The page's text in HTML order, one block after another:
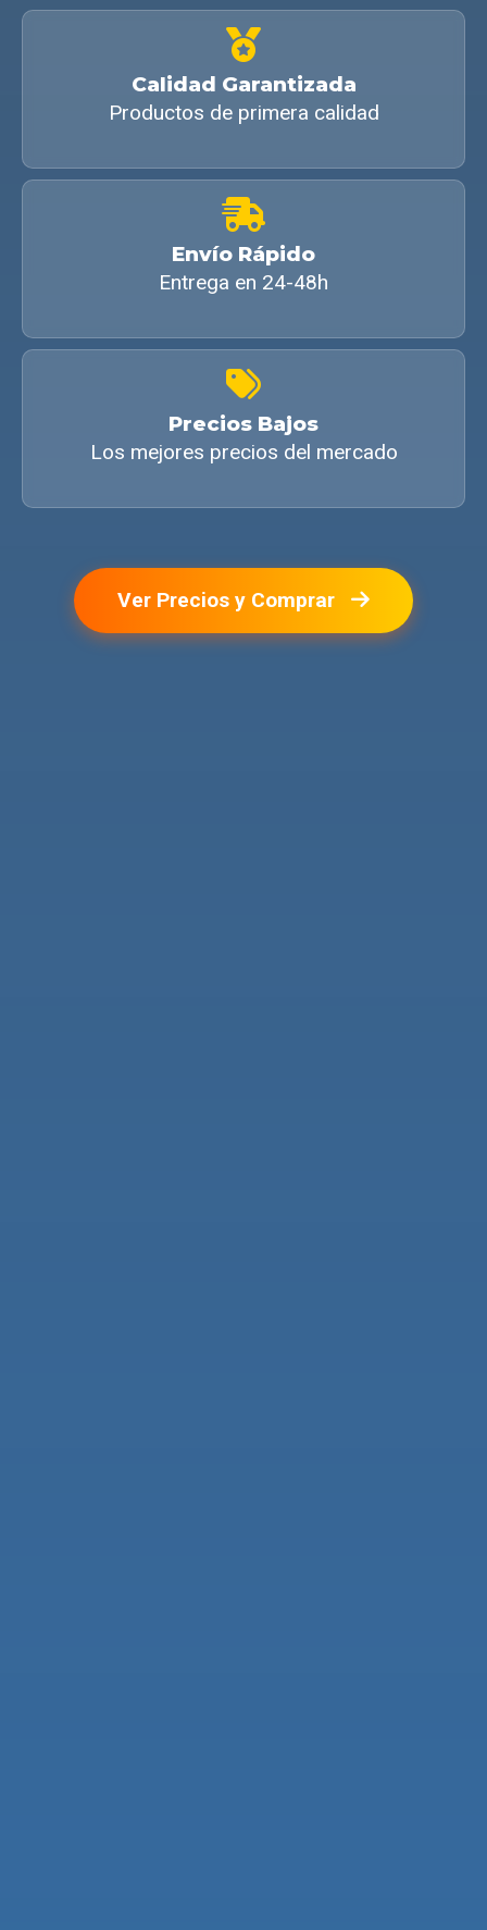
Calidad Garantizada
Productos de primera calidad
Envío Rápido
Entrega en 24-48h
Precios Bajos
Los mejores precios del mercado
Ver Precios y Comprar